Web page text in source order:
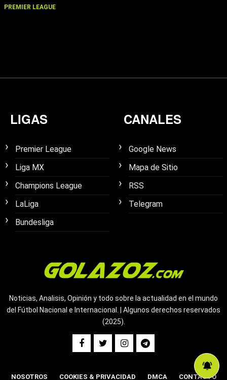
PREMIER LEAGUE
LIGAS
Premier League
Liga MX
Champions League
LaLiga
Bundesliga
CANALES
Google News
Mapa de Sitio
RSS
Telegram
Noticias, Analisis, Opinión y todo sobre la actualidad en el mundo
del Fútbol Nacional e Internacional. | Algunos derechos reservados
(2025).
NOSOTROS COOKIES & PRIVACIDAD DMCA CONTACTO